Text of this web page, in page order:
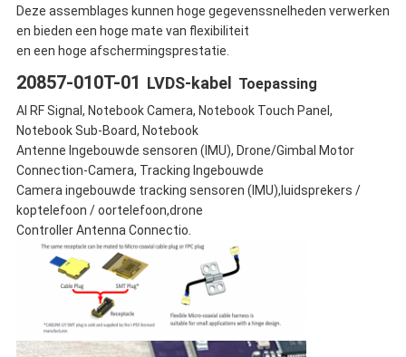
Deze assemblages kunnen hoge gegevenssnelheden verwerken
en bieden een hoge mate van flexibiliteit
en een hoge afschermingsprestatie.
20857-010T-01 LVDS-kabel Toepassing
AI RF Signal, Notebook Camera, Notebook Touch Panel,
Notebook Sub-Board, Notebook
Antenne Ingebouwde sensoren (IMU), Drone/Gimbal Motor
Connection-Camera, Tracking Ingebouwde
Camera ingebouwde tracking sensoren (IMU),luidsprekers /
koptelefoon / oortelefoon,drone
Controller Antenna Connectio.